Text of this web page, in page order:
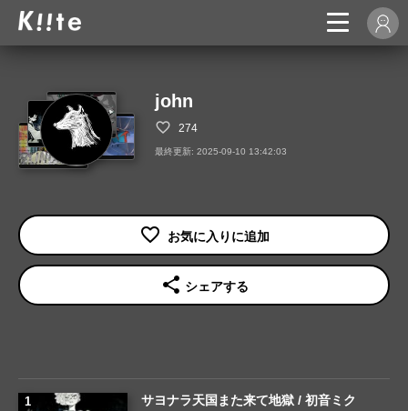
john
274
最終更新: 2025-09-10 13:42:03
share シェアする
サヨナラ天国また来て地獄 / 初音ミク